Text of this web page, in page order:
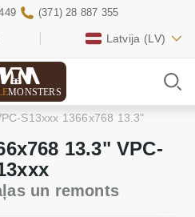
Latvija (LV)
(371) 28 887 355
MONSTERS
S13xxx 1366x768 13.3"
13.3" VPC-
un remonts